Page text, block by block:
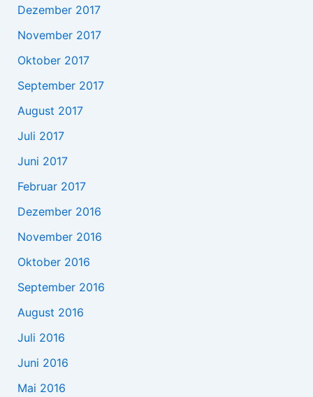
Dezember 2017
November 2017
Oktober 2017
September 2017
August 2017
Juli 2017
Juni 2017
Februar 2017
Dezember 2016
November 2016
Oktober 2016
September 2016
August 2016
Juli 2016
Juni 2016
Mai 2016